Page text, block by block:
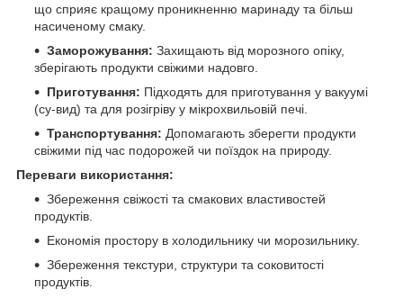
що сприяє кращому проникненню маринаду та більш
насиченому смаку.
Заморожування: Захищають від морозного опіку,
зберігають продукти свіжими надовго.
Приготування: Підходять для приготування у вакуумі
(су-вид) та для розігріву у мікрохвильовій печі.
Транспортування: Допомагають зберегти продукти
свіжими під час подорожей чи поїздок на природу.
Переваги використання:
Збереження свіжості та смакових властивостей
продуктів.
Економія простору в холодильнику чи морозильнику.
Збереження текстури, структури та соковитості
продуктів.